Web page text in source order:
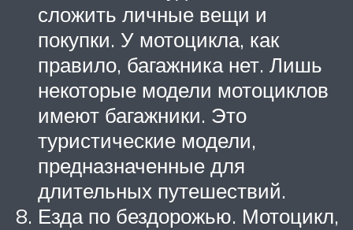
сложить личные вещи и
покупки. У мотоцикла, как
правило, багажника нет. Лишь
некоторые модели мотоциклов
имеют багажники. Это
туристические модели,
предназначенные для
длительных путешествий.
Езда по бездорожью. Мотоцикл,